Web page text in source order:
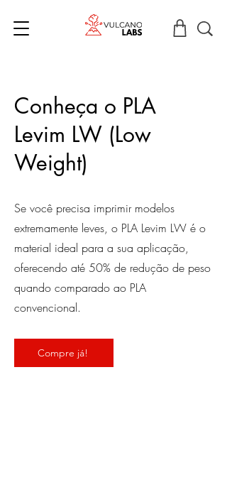
Conheça o PLA
Levim LW (Low
Weight)
Se você precisa imprimir modelos
extremamente leves, o PLA Levim LW é o
material ideal para a sua aplicação,
oferecendo até 50% de redução de peso
quando comparado ao PLA
convencional.
Compre já!